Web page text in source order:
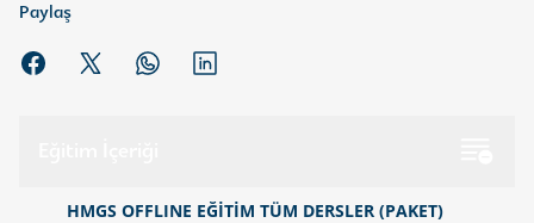
Paylaş
WhatsApp'da paylaş
Linkedin'de paylaş
HMGS OFFLINE EĞİTİM TÜM DERSLER (PAKET)